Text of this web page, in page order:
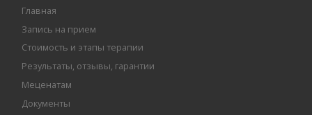
Главная
Запись на прием
Стоимость и этапы терапии
Результаты, отзывы, гарантии
Меценатам
Документы